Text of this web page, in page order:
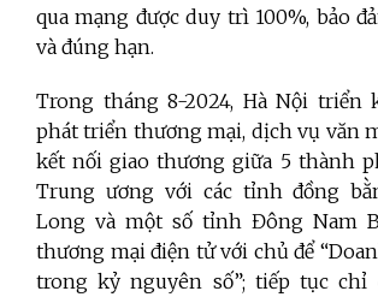
qua mạng được duy trì 100%, bảo
và đúng hạn.
Trong tháng 8-2024, Hà Nội triển
phát triển thương mại, dịch vụ văn
kết nối giao thương giữa 5 thành
Trung ương với các tỉnh đồng
Long và một số tỉnh Đông Nam
thương mại điện tử với chủ để
trong kỷ nguyên số”; tiếp tục chỉ